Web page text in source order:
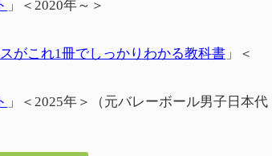
」＜2020年～＞
がこれ1冊でしっかりわかる教科書 」＜
」＜2025年＞（元バレーボール男子日本代